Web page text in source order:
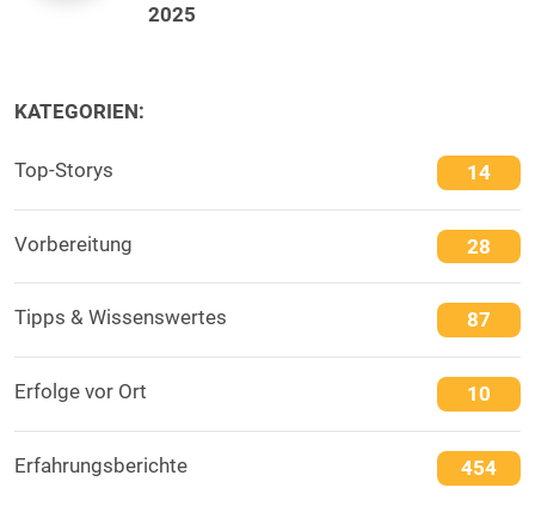
2025
KATEGORIEN:
Top-Storys 14
Vorbereitung 28
Tipps & Wissenswertes 87
Erfolge vor Ort 10
Erfahrungsberichte 454